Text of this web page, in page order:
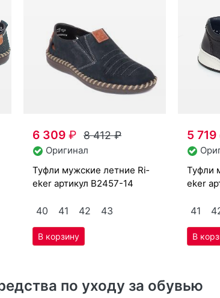
6 309 ₽ 8 412₽
Оригинал
туф­ли мужс­кие лет­ние Ri­
eker артикул B2457-14
40 41 42 43
5 719
туф­ли мужс­кие лет­ние Ri­
eker
41
по уходу за обувью